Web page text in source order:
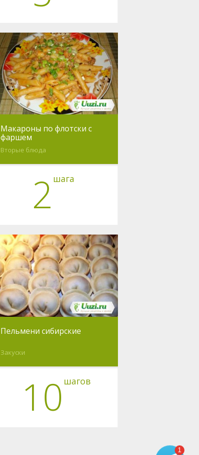
Макароны по флотски с
фаршем
Вторые блюда
2 шага
Пельмени сибирские
Закуски
10 шагов
1